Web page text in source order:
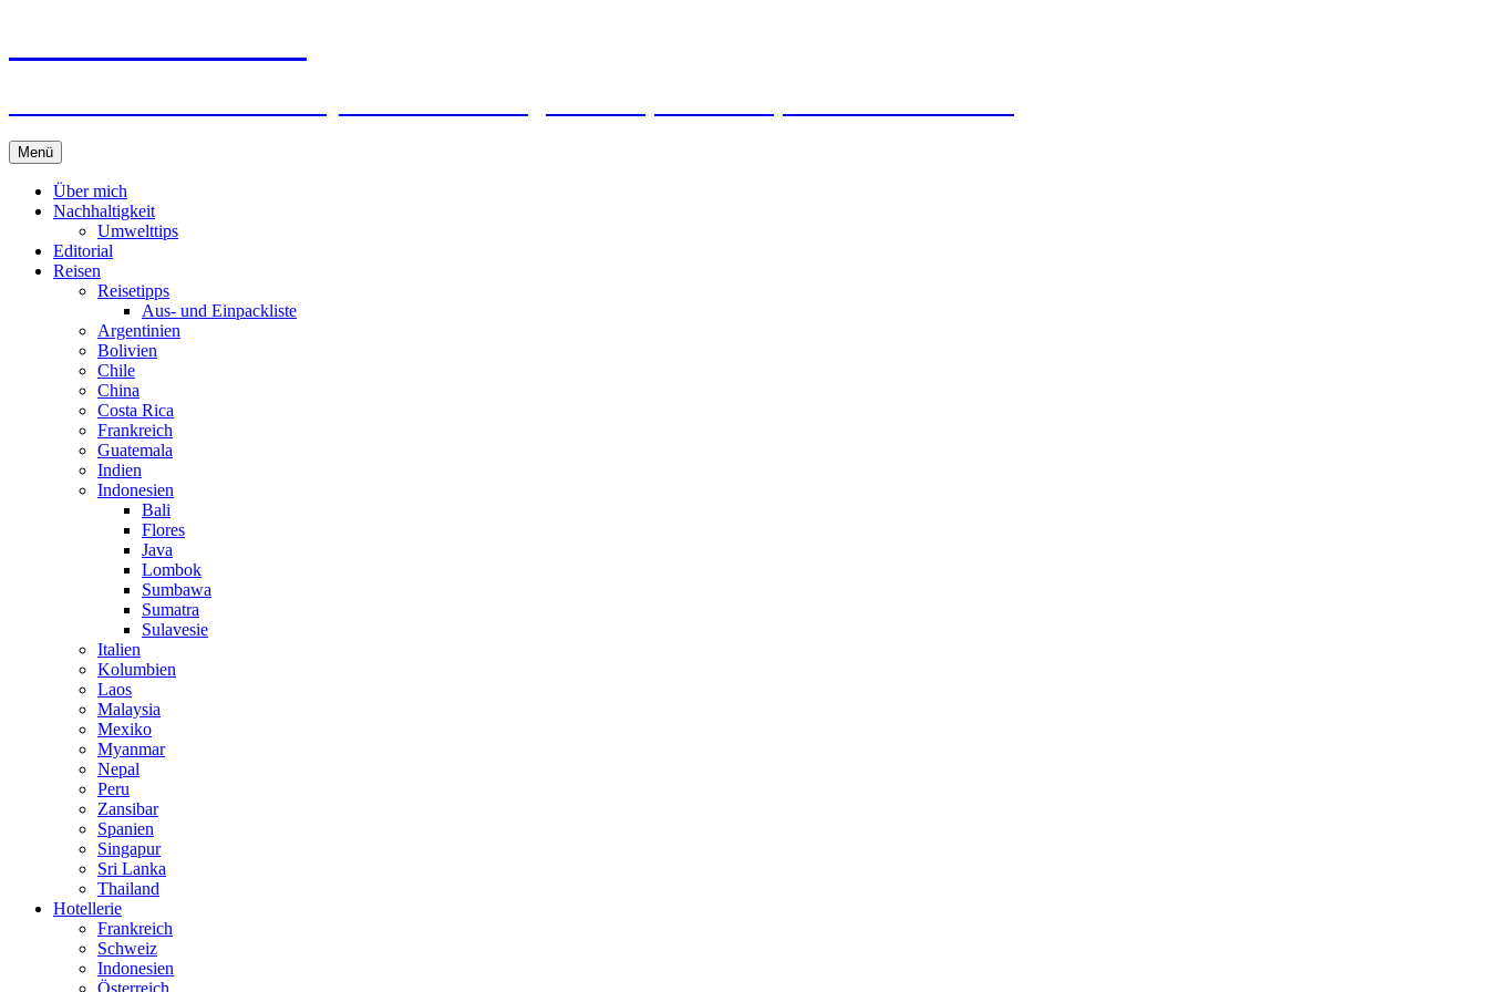
Menü Springe
zum
Inhalt
Über mich
Nachhaltigkeit
Umwelttips
Editorial
Reisen
Reisetipps
Aus- und Einpackliste
Argentinien
Bolivien
Chile
China
Costa Rica
Frankreich
Guatemala
Indien
Indonesien
Bali
Flores
Java
Lombok
Sumbawa
Sumatra
Sulavesie
Italien
Kolumbien
Laos
Malaysia
Mexiko
Myanmar
Nepal
Peru
Zansibar
Spanien
Singapur
Sri Lanka
Thailand
Hotellerie
Frankreich
Schweiz
Indonesien
Österreich